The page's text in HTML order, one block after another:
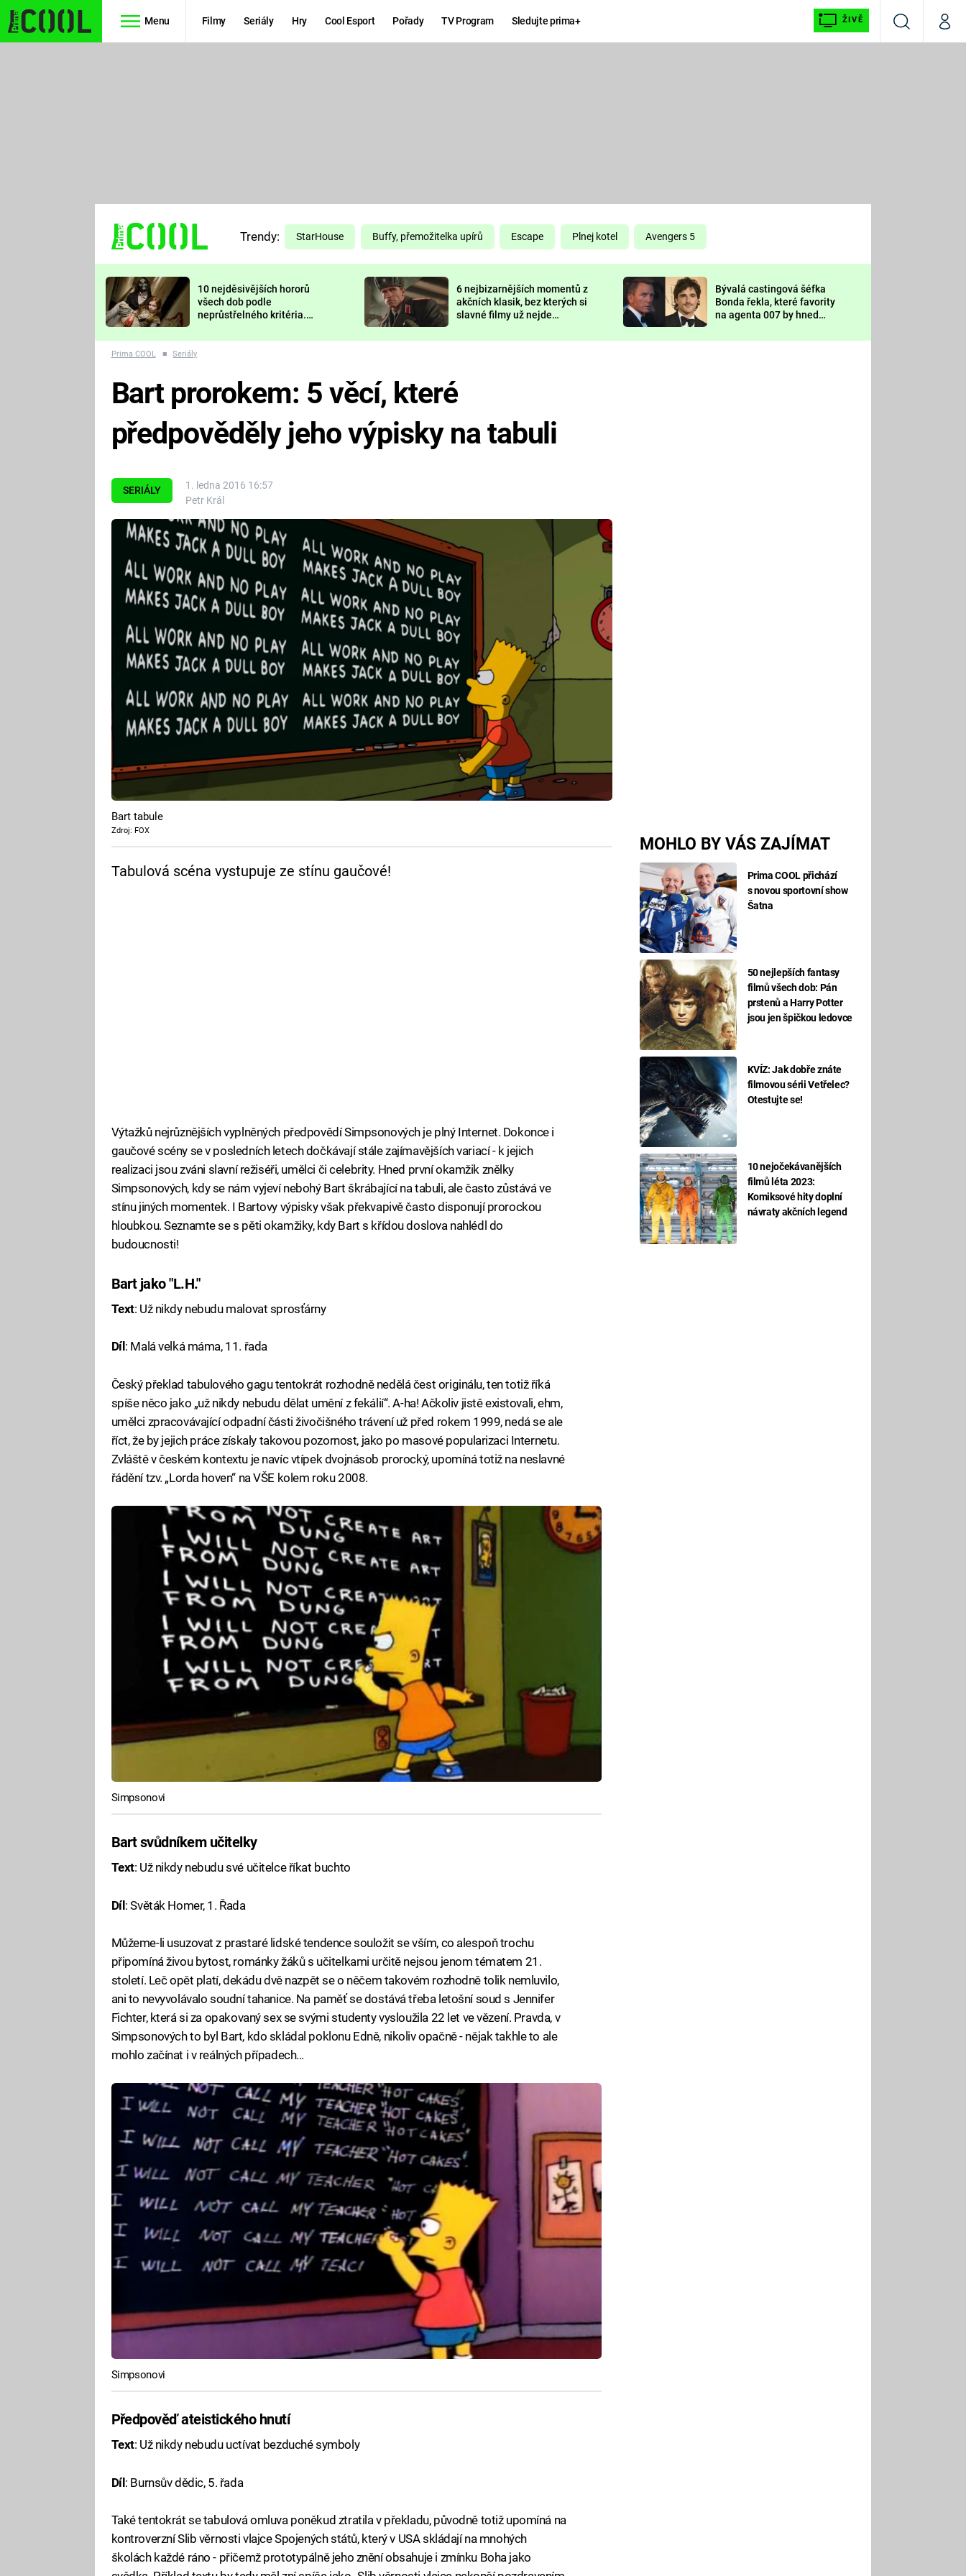
Menu Filmy Seriály Hry Cool Esport Pořady TV Program Sledujte prima+ ŽIVĚ
VyhledáváníMůj
TŘESKU
FUTURAMA
PREDÁTOR
DELIVERANCE
KOMEDIE
CHUCK
NORRIS
DEADPOOL
Prima LAJK
Sledujte nás
Trendy: StarHouse Buffy, přemožitelka upírů Escape Plnej kotel Avengers 5
10 nejděsivějších hororů
všech dob podle
neprůstřelného kritéria.
nejvíc zvednou tep?
6 nejbizarnějších momentů z
akčních klasik, bez kterých si
slavné filmy už nejde
Bývalá castingová šéfka
Bonda řekla, které favority
na agenta 007 by hned
Prima COOL ■ Seriály
SERIÁLY
1. ledna 2016 16:57
Petr Král
MOHLO BY VÁS ZAJÍMAT
Prima COOL přichází
s novou sportovní show
Šatna
50 nejlepších fantasy
filmů všech dob: Pán
prstenů a Harry Potter
jsou jen špičkou ledovce
KVÍZ: Jak dobře znáte
filmovou sérii Vetřelec?
Otestujte se!
10 nejočekávanějších
filmů léta 2023:
Komiksové hity doplní
návraty akčních legend
Bart prorokem: 5 věcí, které
předpověděly jeho výpisky na tabuli
Bart tabule
Zdroj: FOX
Tabulová scéna vystupuje ze stínu gaučové!
Výtažků nejrůznějších vyplněných předpovědí Simpsonových je plný Internet. Dokonce i
gaučové scény se v posledních letech dočkávají stále zajímavějších variací - k jejich
realizaci jsou zváni slavní režiséři, umělci či celebrity. Hned první okamžik znělky
Simpsonových, kdy se nám vyjeví nebohý Bart škrábající na tabuli, ale často zůstává ve
stínu jiných momentek. I Bartovy výpisky však překvapivě často disponují prorockou
hloubkou. Seznamte se s pěti okamžiky, kdy Bart s křídou doslova nahlédl do
budoucnosti!
Bart jako "L.H."
Text: Už nikdy nebudu malovat sprosťárny
Díl : Malá velká máma, 11. řada
Český překlad tabulového gagu tentokrát rozhodně nedělá čest originálu, ten totiž říká
spíše něco jako „už nikdy nebudu dělat umění z fekálií“. A-ha! Ačkoliv jistě existovali, ehm,
umělci zpracovávající odpadní části živočišného trávení už před rokem 1999, nedá se ale
říct, že by jejich práce získaly takovou pozornost, jako po masové popularizaci Internetu.
Zvláště v českém kontextu je navíc vtípek dvojnásob prorocký, upomíná totiž na neslavné
řádění tzv. „Lorda hoven“ na VŠE kolem roku 2008.
Simpsonovi
Bart svůdníkem učitelky
Text: Už nikdy nebudu své učitelce říkat buchto
Díl: Světák Homer, 1. Řada
Můžeme-li usuzovat z prastaré lidské tendence souložit se vším, co alespoň trochu
připomíná živou bytost, románky žáků s učitelkami určitě nejsou jenom tématem 21.
století. Leč opět platí, dekádu dvě nazpět se o něčem takovém rozhodně tolik nemluvilo,
ani to nevyvolávalo soudní tahanice. Na paměť se dostává třeba letošní soud s Jennifer
Fichter, která si za opakovaný sex se svými studenty vysloužila 22 let ve vězení. Pravda, v
Simpsonových to byl Bart, kdo skládal poklonu Edně, nikoliv opačně - nějak takhle to ale
mohlo začínat i v reálných případech...
Simpsonovi
Předpověď ateistického hnutí
Text: Už nikdy nebudu uctívat bezduché symboly
Díl: Burnsův dědic, 5. řada
Také tentokrát se tabulová omluva poněkud ztratila v překladu, původně totiž upomíná na
kontroverzní Slib věrnosti vlajce Spojených států, který v USA skládají na mnohých
školách každé ráno - přičemž prototypálně jeho znění obsahuje i zmínku Boha jako